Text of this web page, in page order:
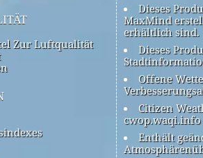
Zur Luftqualität
Dieses
MaxMind
erhältlich sind.
Dieses
Offene
Citizen
cwop.waqi.info
Enthält